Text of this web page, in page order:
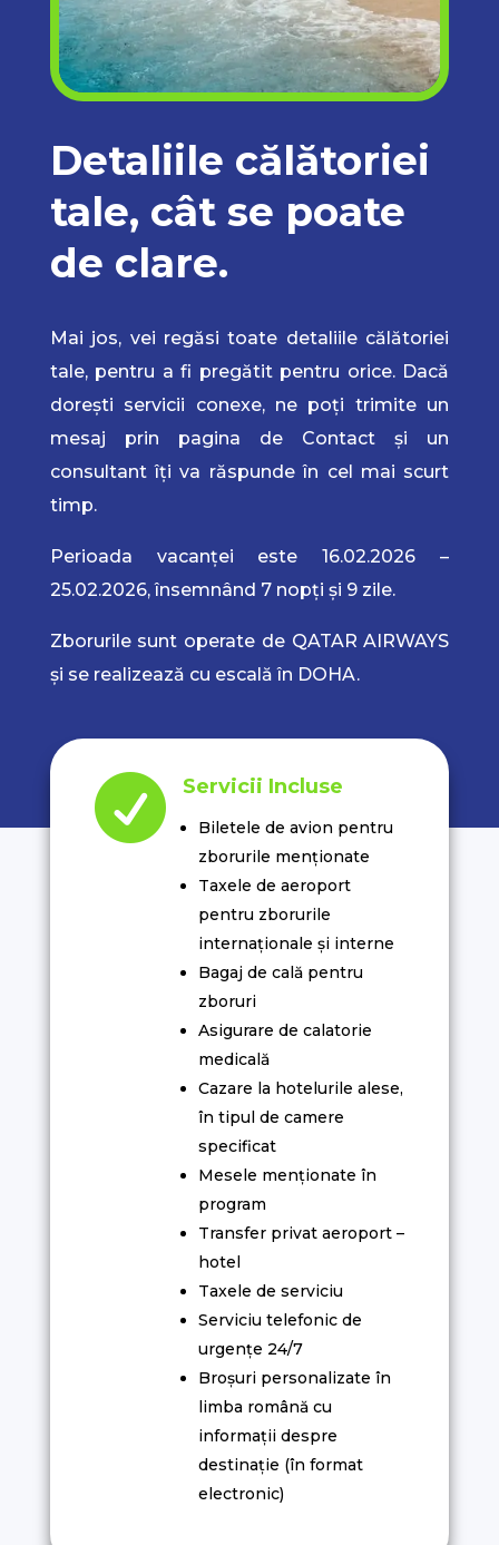
Detaliile călătoriei
tale, cât se poate
de clare.
Mai jos, vei regăsi toate detaliile călătoriei
tale, pentru a fi pregătit pentru orice. Dacă
dorești servicii conexe, ne poți trimite un
mesaj prin pagina de Contact și un
consultant îți va răspunde în cel mai scurt
timp.
Perioada vacanței este 16.02.2026 –
25.02.2026, însemnând 7 nopți și 9 zile.
Zborurile sunt operate de QATAR AIRWAYS
și se realizează cu escală în DOHA.
 Servicii Incluse
Biletele de avion pentru
zborurile menționate
Taxele de aeroport
pentru zborurile
internaționale și interne
Bagaj de cală pentru
zboruri
Asigurare de calatorie
medicală
Cazare la hotelurile alese,
în tipul de camere
specificat
Mesele menționate în
program
Transfer privat aeroport –
hotel
Taxele de serviciu
Serviciu telefonic de
urgențe 24/7
Broșuri personalizate în
limba română cu
informații despre
destinație (în format
electronic)